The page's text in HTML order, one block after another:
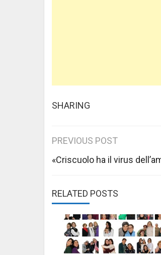
SHARING
Post
navigation
PREVIOUS POST
«Criscuolo ha il virus
RELATED POSTS